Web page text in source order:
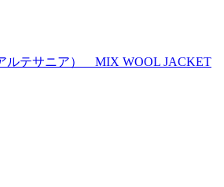
ルテサニア） MIX WOOL JACKET